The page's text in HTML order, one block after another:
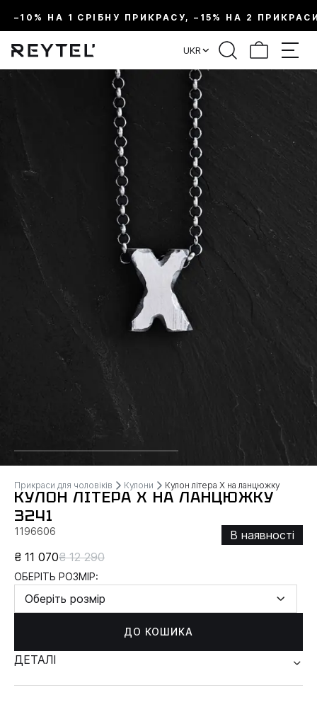
–10% НА 1 СРІБНУ ПРИКРАСУ, –15% НА 2
UKR
Прикраси для чоловіків Кулони Кулон літера Х на ланцюжку
КУЛОН ЛІТЕРА Х НА ЛАНЦЮЖКУ
3241
1196606
В наявності
₴ 11 070₴ 12 290
ОБЕРІТЬ РОЗМІР:
Оберіть розмір
ДО КОШИКА
ДЕТАЛІ